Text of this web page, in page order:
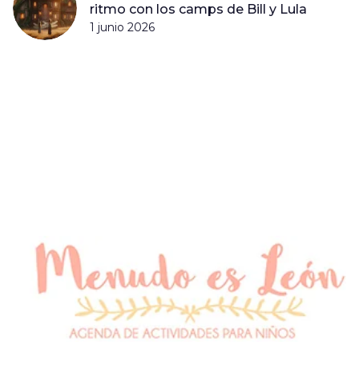
ritmo con los camps de Bill y Lula
1 junio 2026